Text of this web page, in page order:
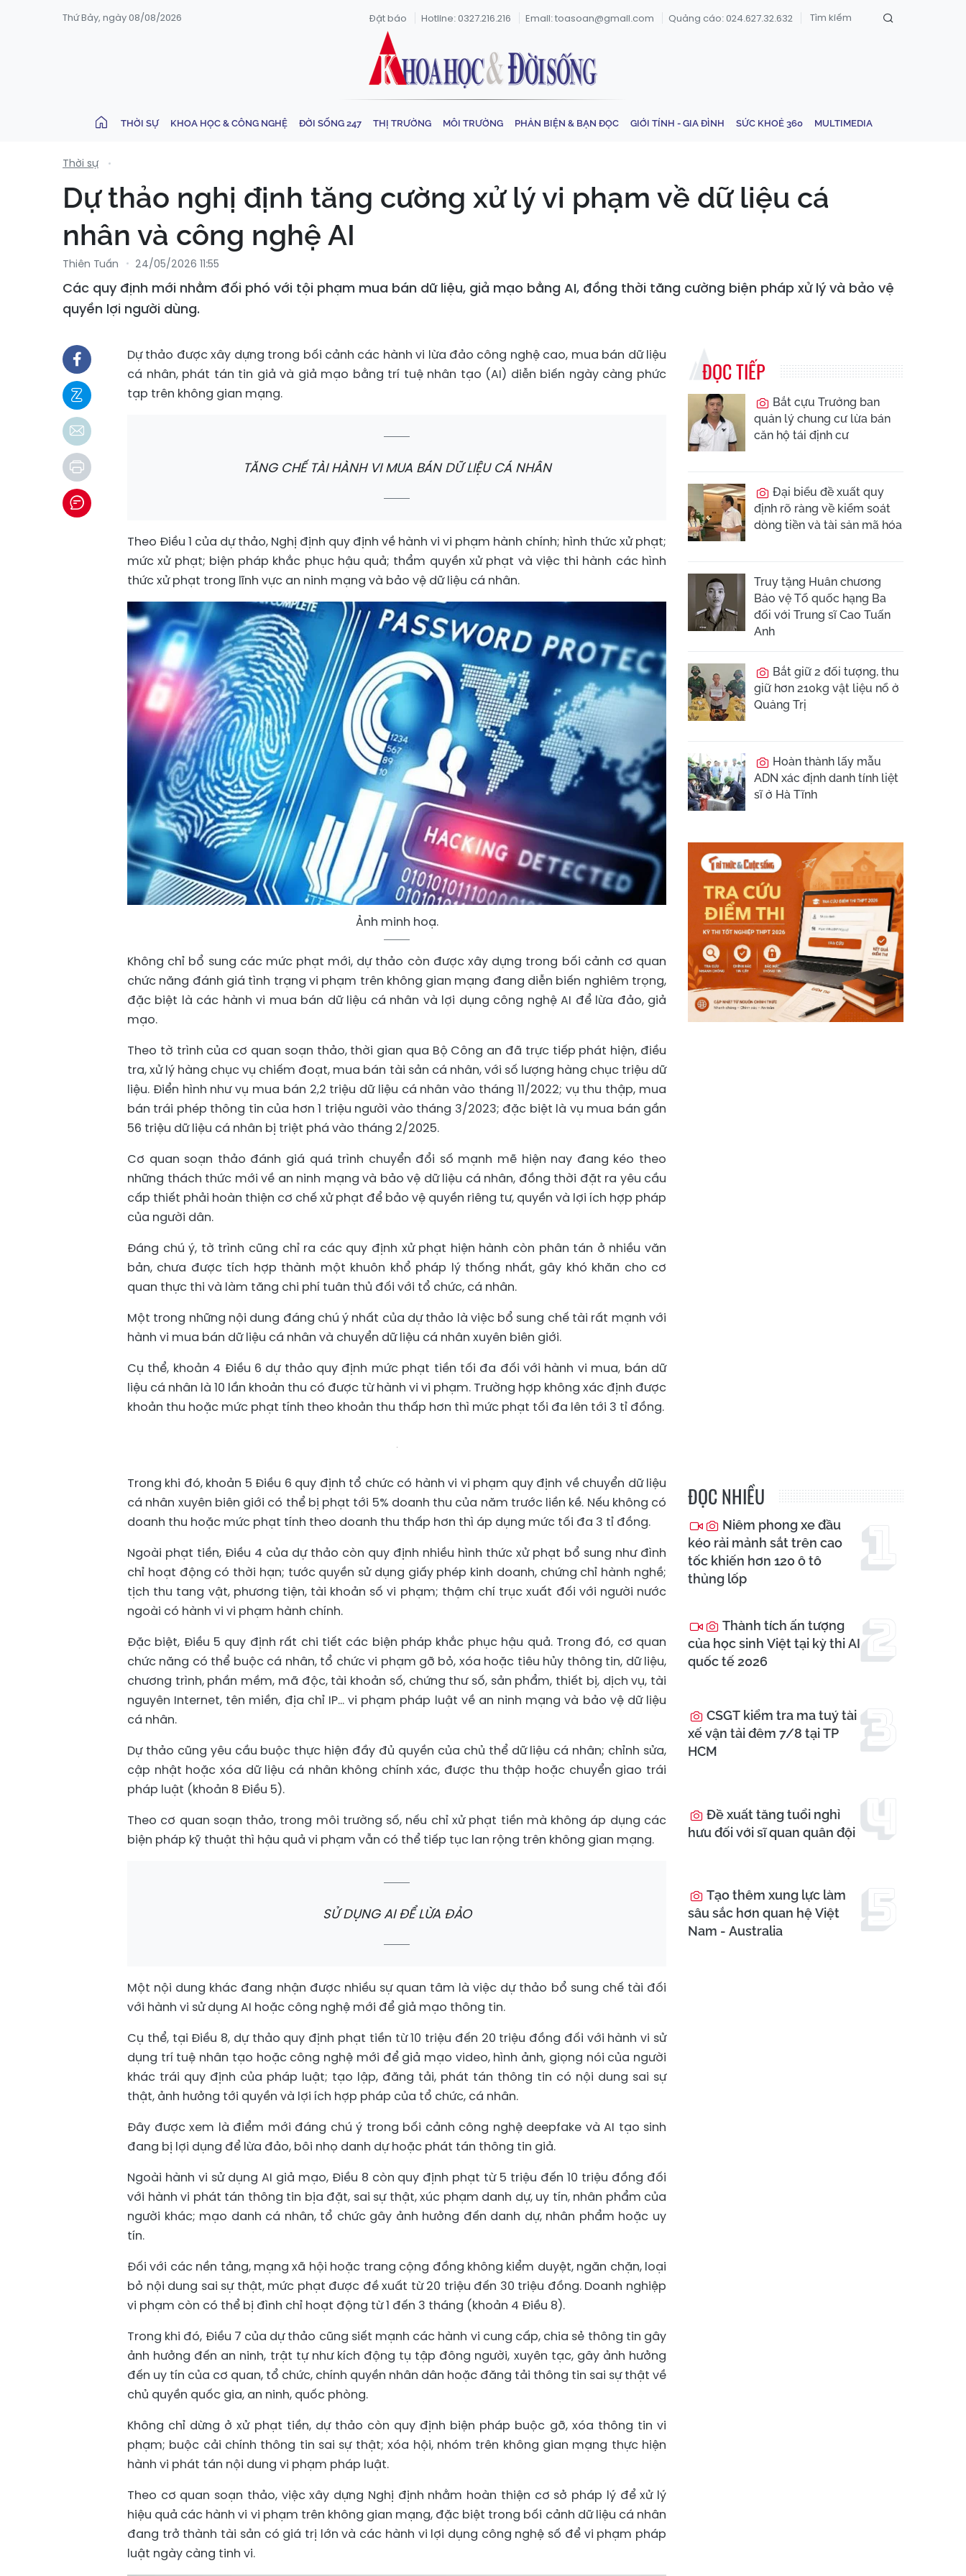
Thứ Bảy, ngày 08/08/2026 Đặt báo Hotline: 0327.216.216 Email: toasoan@gmail.com Quảng cáo: 024.627.32.632
THỜI SỰ KHOA HỌC & CÔNG NGHỆ ĐỜI SỐNG 247 THỊ TRƯỜNG MÔI TRƯỜNG PHẢN BIỆN & BẠN ĐỌC GIỚI TÍNH - GIA ĐÌNH SỨC KHOẺ 360 MULTIMEDIA
Thời sự
Dự thảo nghị định tăng cường xử lý vi phạm về dữ liệu cá
nhân và công nghệ AI
Thiên Tuấn 24/05/2026 11:55
Các quy định mới nhằm đối phó với tội phạm mua bán dữ liệu, giả mạo bằng AI, đồng thời tăng cường biện pháp xử lý và bảo vệ
quyền lợi người dùng.
Dự thảo được xây dựng trong bối cảnh các hành vi lừa đảo công nghệ cao, mua bán dữ liệu
cá nhân, phát tán tin giả và giả mạo bằng trí tuệ nhân tạo (AI) diễn biến ngày càng phức
tạp trên không gian mạng.
TĂNG CHẾ TÀI HÀNH VI MUA BÁN DỮ LIỆU CÁ NHÂN
Theo Điều 1 của dự thảo, Nghị định quy định về hành vi vi phạm hành chính; hình thức xử phạt;
mức xử phạt; biện pháp khắc phục hậu quả; thẩm quyền xử phạt và việc thi hành các hình
thức xử phạt trong lĩnh vực an ninh mạng và bảo vệ dữ liệu cá nhân.
Ảnh minh hoạ.
Không chỉ bổ sung các mức phạt mới, dự thảo còn được xây dựng trong bối cảnh cơ quan
chức năng đánh giá tình trạng vi phạm trên không gian mạng đang diễn biến nghiêm trọng,
đặc biệt là các hành vi mua bán dữ liệu cá nhân và lợi dụng công nghệ AI để lừa đảo, giả
mạo.
Theo tờ trình của cơ quan soạn thảo, thời gian qua Bộ Công an đã trực tiếp phát hiện, điều
tra, xử lý hàng chục vụ chiếm đoạt, mua bán tài sản cá nhân, với số lượng hàng chục triệu dữ
liệu. Điển hình như vụ mua bán 2,2 triệu dữ liệu cá nhân vào tháng 11/2022; vụ thu thập, mua
bán trái phép thông tin của hơn 1 triệu người vào tháng 3/2023; đặc biệt là vụ mua bán gần
56 triệu dữ liệu cá nhân bị triệt phá vào tháng 2/2025.
Cơ quan soạn thảo đánh giá quá trình chuyển đổi số mạnh mẽ hiện nay đang kéo theo
những thách thức mới về an ninh mạng và bảo vệ dữ liệu cá nhân, đồng thời đặt ra yêu cầu
cấp thiết phải hoàn thiện cơ chế xử phạt để bảo vệ quyền riêng tư, quyền và lợi ích hợp pháp
của người dân.
Đáng chú ý, tờ trình cũng chỉ ra các quy định xử phạt hiện hành còn phân tán ở nhiều văn
bản, chưa được tích hợp thành một khuôn khổ pháp lý thống nhất, gây khó khăn cho cơ
quan thực thi và làm tăng chi phí tuân thủ đối với tổ chức, cá nhân.
Một trong những nội dung đáng chú ý nhất của dự thảo là việc bổ sung chế tài rất mạnh với
hành vi mua bán dữ liệu cá nhân và chuyển dữ liệu cá nhân xuyên biên giới.
Cụ thể, khoản 4 Điều 6 dự thảo quy định mức phạt tiền tối đa đối với hành vi mua, bán dữ
liệu cá nhân là 10 lần khoản thu có được từ hành vi vi phạm. Trường hợp không xác định được
khoản thu hoặc mức phạt tính theo khoản thu thấp hơn thì mức phạt tối đa lên tới 3 tỉ đồng.
Trong khi đó, khoản 5 Điều 6 quy định tổ chức có hành vi vi phạm quy định về chuyển dữ liệu
cá nhân xuyên biên giới có thể bị phạt tới 5% doanh thu của năm trước liền kề. Nếu không có
doanh thu hoặc mức phạt tính theo doanh thu thấp hơn thì áp dụng mức tối đa 3 tỉ đồng.
Ngoài phạt tiền, Điều 4 của dự thảo còn quy định nhiều hình thức xử phạt bổ sung như đình
chỉ hoạt động có thời hạn; tước quyền sử dụng giấy phép kinh doanh, chứng chỉ hành nghề;
tịch thu tang vật, phương tiện, tài khoản số vi phạm; thậm chí trục xuất đối với người nước
ngoài có hành vi vi phạm hành chính.
Đặc biệt, Điều 5 quy định rất chi tiết các biện pháp khắc phục hậu quả. Trong đó, cơ quan
chức năng có thể buộc cá nhân, tổ chức vi phạm gỡ bỏ, xóa hoặc tiêu hủy thông tin, dữ liệu,
chương trình, phần mềm, mã độc, tài khoản số, chứng thư số, sản phẩm, thiết bị, dịch vụ, tài
nguyên Internet, tên miền, địa chỉ IP... vi phạm pháp luật về an ninh mạng và bảo vệ dữ liệu
cá nhân.
Dự thảo cũng yêu cầu buộc thực hiện đầy đủ quyền của chủ thể dữ liệu cá nhân; chỉnh sửa,
cập nhật hoặc xóa dữ liệu cá nhân không chính xác, được thu thập hoặc chuyển giao trái
pháp luật (khoản 8 Điều 5).
Theo cơ quan soạn thảo, trong môi trường số, nếu chỉ xử phạt tiền mà không áp dụng các
biện pháp kỹ thuật thì hậu quả vi phạm vẫn có thể tiếp tục lan rộng trên không gian mạng.
SỬ DỤNG AI ĐỂ LỪA ĐẢO
Một nội dung khác đang nhận được nhiều sự quan tâm là việc dự thảo bổ sung chế tài đối
với hành vi sử dụng AI hoặc công nghệ mới để giả mạo thông tin.
Cụ thể, tại Điều 8, dự thảo quy định phạt tiền từ 10 triệu đến 20 triệu đồng đối với hành vi sử
dụng trí tuệ nhân tạo hoặc công nghệ mới để giả mạo video, hình ảnh, giọng nói của người
khác trái quy định của pháp luật; tạo lập, đăng tải, phát tán thông tin có nội dung sai sự
thật, ảnh hưởng tới quyền và lợi ích hợp pháp của tổ chức, cá nhân.
Đây được xem là điểm mới đáng chú ý trong bối cảnh công nghệ deepfake và AI tạo sinh
đang bị lợi dụng để lừa đảo, bôi nhọ danh dự hoặc phát tán thông tin giả.
Ngoài hành vi sử dụng AI giả mạo, Điều 8 còn quy định phạt từ 5 triệu đến 10 triệu đồng đối
với hành vi phát tán thông tin bịa đặt, sai sự thật, xúc phạm danh dự, uy tín, nhân phẩm của
người khác; mạo danh cá nhân, tổ chức gây ảnh hưởng đến danh dự, nhân phẩm hoặc uy
tín.
Đối với các nền tảng, mạng xã hội hoặc trang cộng đồng không kiểm duyệt, ngăn chặn, loại
bỏ nội dung sai sự thật, mức phạt được đề xuất từ 20 triệu đến 30 triệu đồng. Doanh nghiệp
vi phạm còn có thể bị đình chỉ hoạt động từ 1 đến 3 tháng (khoản 4 Điều 8).
Trong khi đó, Điều 7 của dự thảo cũng siết mạnh các hành vi cung cấp, chia sẻ thông tin gây
ảnh hưởng đến an ninh, trật tự như kích động tụ tập đông người, xuyên tạc, gây ảnh hưởng
đến uy tín của cơ quan, tổ chức, chính quyền nhân dân hoặc đăng tải thông tin sai sự thật về
chủ quyền quốc gia, an ninh, quốc phòng.
Không chỉ dừng ở xử phạt tiền, dự thảo còn quy định biện pháp buộc gỡ, xóa thông tin vi
phạm; buộc cải chính thông tin sai sự thật; xóa hội, nhóm trên không gian mạng thực hiện
hành vi phát tán nội dung vi phạm pháp luật.
Theo cơ quan soạn thảo, việc xây dựng Nghị định nhằm hoàn thiện cơ sở pháp lý để xử lý
hiệu quả các hành vi vi phạm trên không gian mạng, đặc biệt trong bối cảnh dữ liệu cá nhân
đang trở thành tài sản có giá trị lớn và các hành vi lợi dụng công nghệ số để vi phạm pháp
luật ngày càng tinh vi.
ĐỌC TIẾP
Bắt cựu Trưởng ban
quản lý chung cư lừa bán
căn hộ tái định cư
Đại biểu đề xuất quy
định rõ ràng về kiểm soát
dòng tiền và tài sản mã hóa
Truy tặng Huân chương
Bảo vệ Tổ quốc hạng Ba
đối với Trung sĩ Cao Tuấn
Anh
Bắt giữ 2 đối tượng, thu
giữ hơn 210kg vật liệu nổ ở
Quảng Trị
Hoàn thành lấy mẫu
ADN xác định danh tính liệt
sĩ ở Hà Tĩnh
ĐỌC NHIỀU
Niêm phong xe đầu
kéo rải mảnh sắt trên cao
tốc khiến hơn 120 ô tô
thủng lốp
Thành tích ấn tượng
của học sinh Việt tại kỳ thi AI
quốc tế 2026
CSGT kiểm tra ma tuý tài
xế vận tải đêm 7/8 tại TP
HCM
Đề xuất tăng tuổi nghỉ
hưu đối với sĩ quan quân đội
Tạo thêm xung lực làm
sâu sắc hơn quan hệ Việt
Nam - Australia